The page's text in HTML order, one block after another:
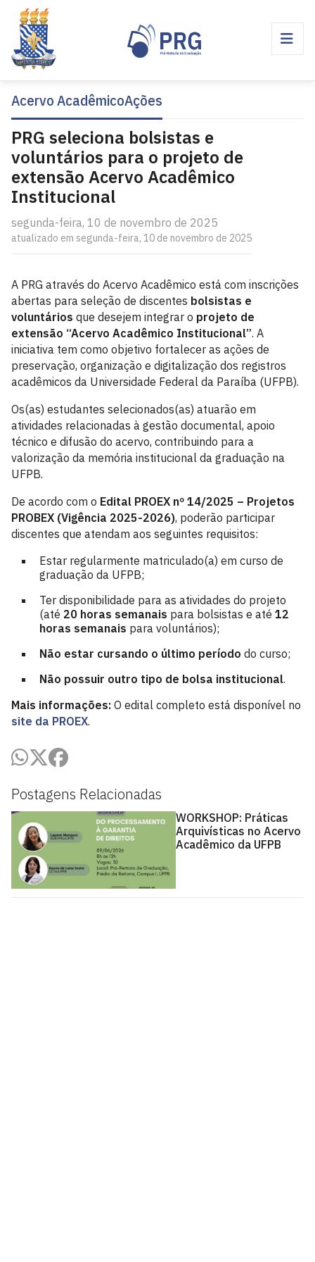
Postagens Relacionadas
WORKSHOP: Práticas
Arquivísticas no Acervo
Acadêmico da UFPB
Acervo AcadêmicoAções
PRG seleciona bolsistas e
voluntários para o projeto de
extensão Acervo Acadêmico
Institucional
segunda-feira, 10 de novembro de 2025
atualizado em segunda-feira, 10 de novembro de 2025
A PRG através do Acervo Acadêmico está com inscrições
abertas para seleção de discentes bolsistas e
voluntários que desejem integrar o projeto de
extensão “Acervo Acadêmico Institucional”. A
iniciativa tem como objetivo fortalecer as ações de
preservação, organização e digitalização dos registros
acadêmicos da Universidade Federal da Paraíba (UFPB).
Os(as) estudantes selecionados(as) atuarão em
atividades relacionadas à gestão documental, apoio
técnico e difusão do acervo, contribuindo para a
valorização da memória institucional da graduação na
UFPB.
De acordo com o Edital PROEX nº 14/2025 – Projetos
PROBEX (Vigência 2025-2026), poderão participar
discentes que atendam aos seguintes requisitos:
Estar regularmente matriculado(a) em curso de
graduação da UFPB;
Ter disponibilidade para as atividades do projeto
(até 20 horas semanais para bolsistas e até 12
horas semanais para voluntários);
Não estar cursando o último período do curso;
Não possuir outro tipo de bolsa institucional.
Mais informações: O edital completo está disponível no
site da PROEX.